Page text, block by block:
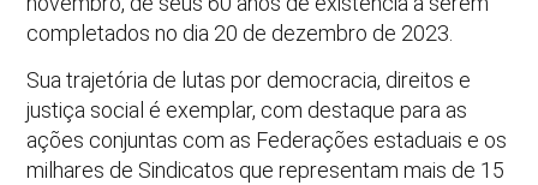
completados no dia 20 de dezembro de 2023.
Sua trajetória de lutas por democracia, direitos e
justiça social é exemplar, com destaque para as
ações conjuntas com as Federações estaduais e os
milhares de Sindicatos que representam mais de 15